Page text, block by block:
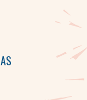
de l’écrivain
l’évolution de
le temps, cette
clés pour quiconque
écrivains de la